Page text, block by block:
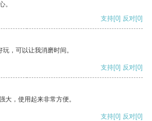
。
支持[0] 反对[0]
，可以让我消磨时间。
支持[0] 反对[0]
大，使用起来非常方便。
支持[0] 反对[0]